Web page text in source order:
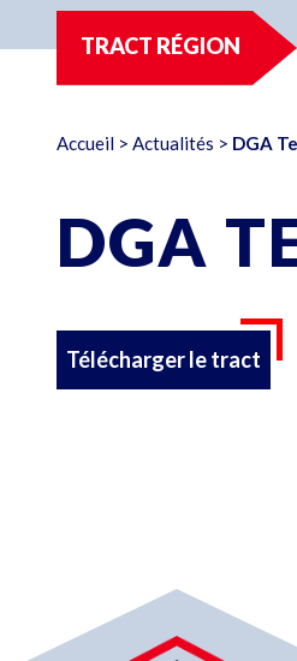
TRACT RÉGION
Accueil > Actualités > DGA
DGA
Télécharger le tract